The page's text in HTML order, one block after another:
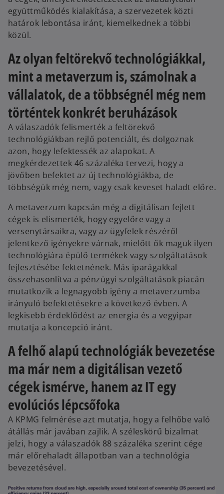
együttműködés kialakítása, a szervezetek közti
határok lebontása iránt, kiemelkednek a többi
közül.
Az olyan feltörekvő technológiákkal,
mint a metaverzum is, számolnak a
vállalatok, de a többségnél még nem
történtek konkrét beruházások
A válaszadók felismerték a feltörekvő
technológiákban rejlő potenciált, és dolgoznak
azon, hogy lefektessék az alapokat. A
megkérdezettek 46 százaléka tervezi, hogy a
jövőben befektet az új technológiákba, de
többségük még nem, vagy csak keveset haladt előre.
A metaverzum kapcsán még a digitálisan fejlett
cégek is elismerték, hogy egyelőre vagy a
versenytársaikra, vagy az ügyfelek részéről
jelentkező igényekre várnak, mielőtt ők maguk ilyen
technológiára épülő termékek vagy szolgáltatások
fejlesztésébe fektetnének. Más iparágakkal
összehasonlítva a pénzügyi szolgáltatások piacán
mutatkozik a legnagyobb igény a metaverzumba
irányuló befektetésekre a következő évben. A
legkisebb érdeklődést az energia és a vegyipar
mutatja a koncepció iránt.
A felhő alapú technológiák bevezetése
ma már nem a digitálisan vezető
cégek ismérve, hanem az IT egy
evolúciós lépcsőfoka
A KPMG felmérése azt mutatja, hogy a felhőbe való
átállás már javában zajlik. A széleskörű bizalmat
jelzi, hogy a válaszadók 88 százaléka szerint cége
már előrehaladt állapotban van a technológia
bevezetésével.